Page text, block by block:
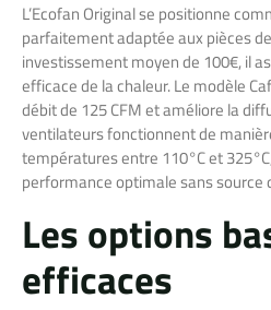
L’Ecofan Original se positionne
parfaitement adaptée aux pièces
investissement moyen de 100€, il
efficace de la chaleur. Le modèle
débit de 125 CFM et améliore la
ventilateurs fonctionnent de
températures entre 110°C et
performance optimale sans source
Les options
efficaces